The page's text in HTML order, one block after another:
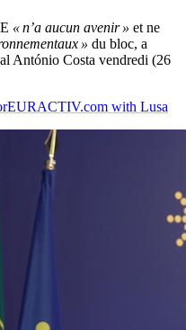
« n’a aucun avenir » et ne
» du bloc, a
António Costa vendredi (26
EURACTIV.com with Lusa